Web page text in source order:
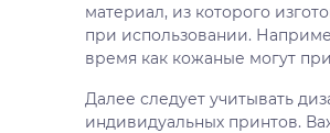
материал, из которого
при использовании.
время как кожаные могут
Далее следует учитывать
индивидуальных принтов.